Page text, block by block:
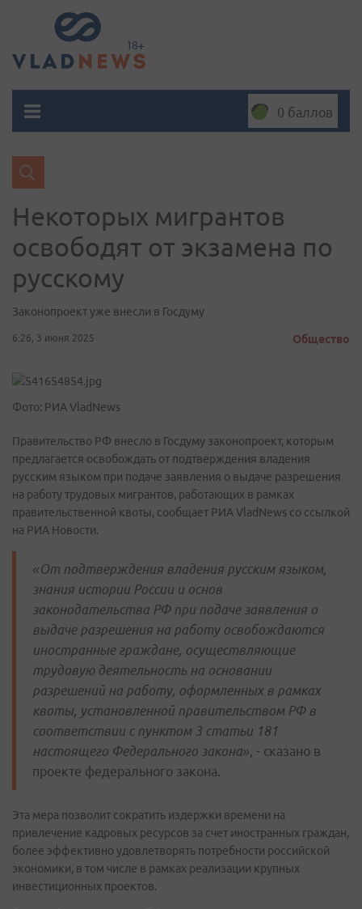
0 баллов
Некоторых мигрантов
освободят от экзамена по
русскому
Законопроект уже внесли в Госдуму
6:26, 3 июня 2025 Общество
Фото: РИА VladNews
Правительство РФ внесло в Госдуму законопроект, которым
предлагается освобождать от подтверждения владения
русским языком при подаче заявления о выдаче разрешения
на работу трудовых мигрантов, работающих в рамках
правительственной квоты, сообщает РИА VladNews со ссылкой
на РИА Новости.
«От подтверждения владения русским языком,
знания истории России и основ
законодательства РФ при подаче заявления о
выдаче разрешения на работу освобождаются
иностранные граждане, осуществляющие
трудовую деятельность на основании
разрешений на работу, оформленных в рамках
квоты, установленной правительством РФ в
соответствии с пунктом 3 статьи 181
настоящего Федерального закона», - сказано в
проекте федерального закона.
Эта мера позволит сократить издержки времени на
привлечение кадровых ресурсов за счет иностранных граждан,
более эффективно удовлетворять потребности российской
экономики, в том числе в рамках реализации крупных
инвестиционных проектов.